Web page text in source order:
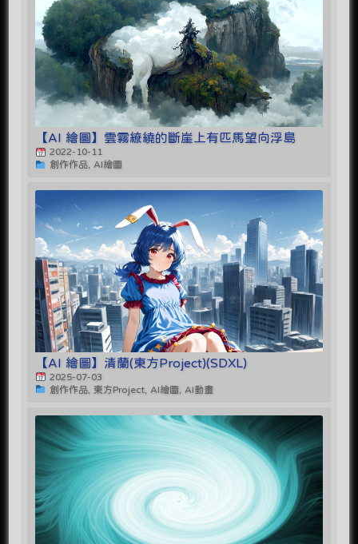
【AI 繪圖】雲霧繚繞的斷崖上有匹馬望向浮島
2022-10-11
創作作品, AI繪圖
【AI 繪圖】清蘭(東方Project)(SDXL)
2025-07-03
創作作品, 東方Project, AI繪圖, AI動畫